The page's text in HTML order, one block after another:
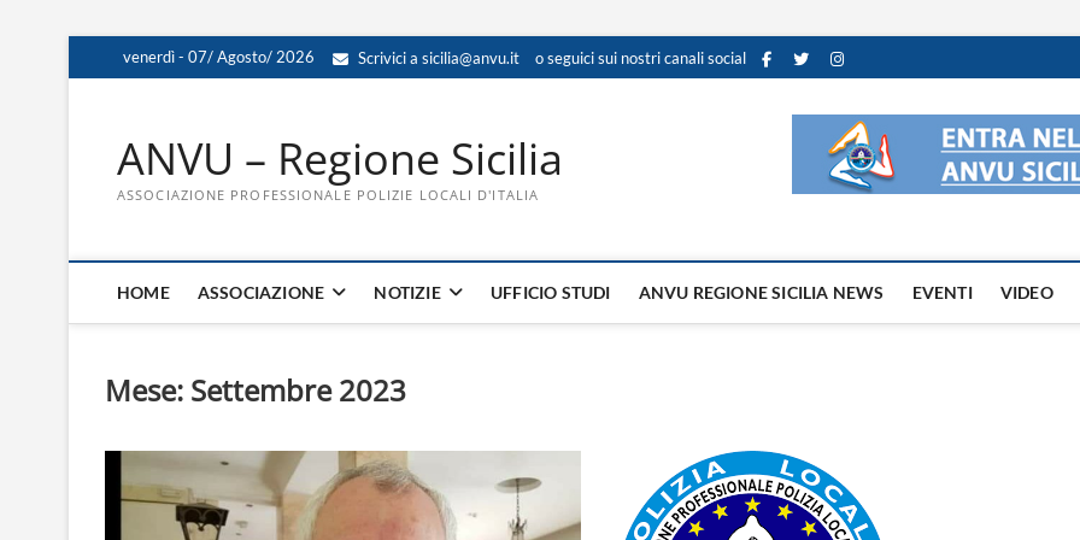
to
venerdì - 07/ Agosto/ 2026 Scrivici a sicilia@anvu.it o seguici sui nostri canali social
ANVU – Regione Sicilia
ASSOCIAZIONE PROFESSIONALE POLIZIE LOCALI D'ITALIA
HOME ASSOCIAZIONE NOTIZIE UFFICIO STUDI ANVU REGIONE SICILIA NEWS EVENTI VIDEO
Mese: Settembre 2023